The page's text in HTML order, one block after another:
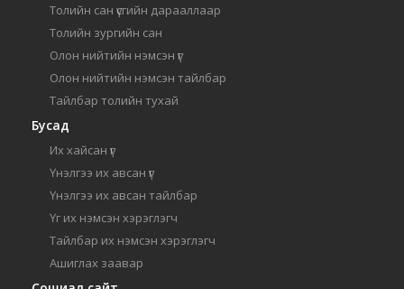
Толийн сан үсгийн дарааллаар
Толийн зургийн сан
Олон нийтийн нэмсэн үг
Олон нийтийн нэмсэн тайлбар
Тайлбар толийн тухай
Бусад
Их хайсан үг
Үнэлгээ их авсан үг
Үнэлгээ их авсан тайлбар
Үг их нэмсэн хэрэглэгч
Тайлбар их нэмсэн хэрэглэгч
Ашиглах заавар